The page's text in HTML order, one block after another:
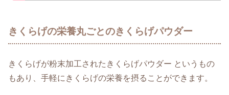
きくらげの栄養丸ごとのきくらげパウダー
きくらげが粉末加工されたきくらげパウダー というもの
もあり、手軽にきくらげの栄養を摂ることができます。